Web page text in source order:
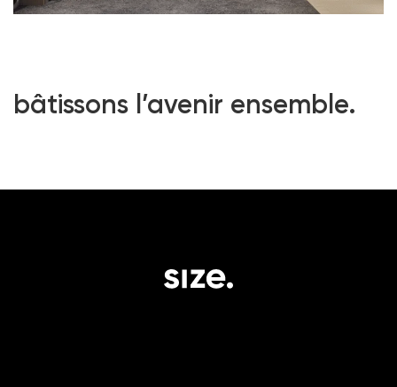
bâtissons l’avenir ensemble.